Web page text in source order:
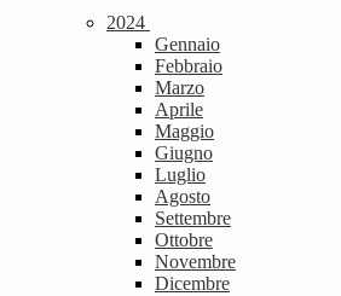
2024
Gennaio
Febbraio
Marzo
Aprile
Maggio
Giugno
Luglio
Agosto
Settembre
Ottobre
Novembre
Dicembre